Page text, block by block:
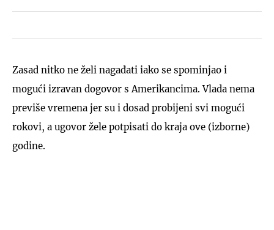
Zasad nitko ne želi nagađati iako se spominjao i
mogući izravan dogovor s Amerikancima. Vlada nema
previše vremena jer su i dosad probijeni svi mogući
rokovi, a ugovor žele potpisati do kraja ove (izborne)
godine.